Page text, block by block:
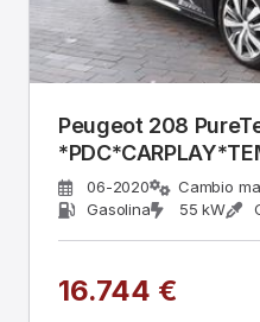
Peugeot 208
06-2020 Cambio
Gasolina
55 kW
16.744 €